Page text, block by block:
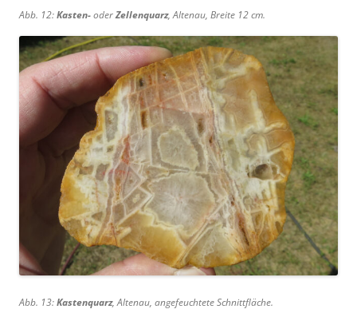
Abb. 12:Kasten-oderZellenquarz, Altenau, Breite 12 cm.
Abb. 13:Kastenquarz, Altenau, angefeuchtete Schnittfläche.